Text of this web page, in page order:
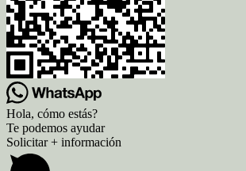
Hola, cómo estás?
Te podemos ayudar
Solicitar + información